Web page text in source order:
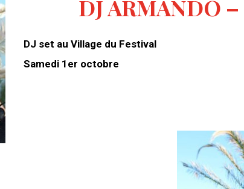
DJ ARMANDO
DJ set au Village du Festival
Samedi 1er octobre